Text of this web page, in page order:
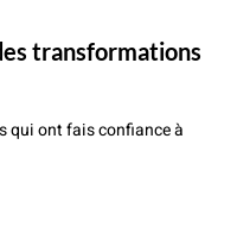
qui ont fais confiance à